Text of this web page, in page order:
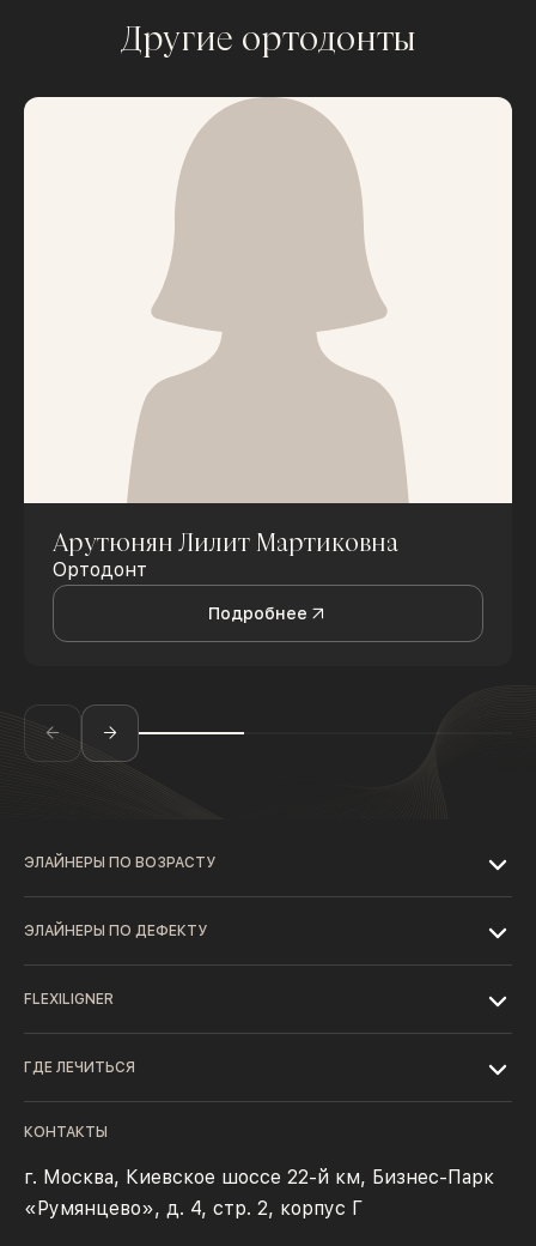
Другие ортодонты
Арутюнян Лилит Мартиковна
Ортодонт
Подробнее
ЭЛАЙНЕРЫ ПО ВОЗРАСТУ
ЭЛАЙНЕРЫ ПО ДЕФЕКТУ
FLEXILIGNER
ГДЕ ЛЕЧИТЬСЯ
КОНТАКТЫ
г. Москва, Киевское шоссе 22-й км, Бизнес-Парк
«Румянцево», д. 4, стр. 2, корпус Г